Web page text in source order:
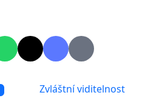
Zvláštní viditelnost